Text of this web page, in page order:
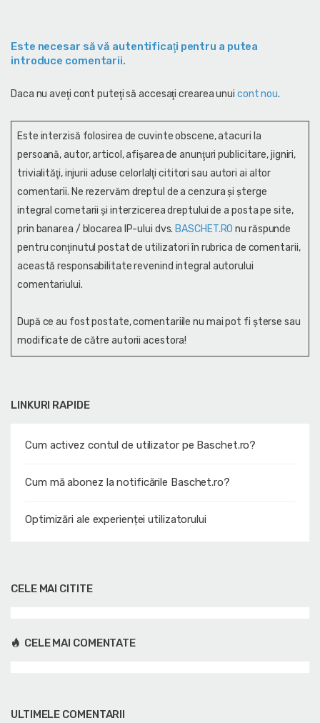
LINKURI RAPIDE
Cum activez contul de utilizator pe Baschet.ro?
Cum mă abonez la notificările Baschet.ro?
Optimizări ale experienței utilizatorului
Este necesar să vă autentificaţi pentru a putea
introduce comentarii.
Daca nu aveţi cont puteţi să accesaţi crearea unui cont nou.
Este interzisă folosirea de cuvinte obscene, atacuri la
persoană, autor, articol, afişarea de anunţuri publicitare, jigniri,
trivialităţi, injurii aduse celorlalţi cititori sau autori ai altor
comentarii. Ne rezervăm dreptul de a cenzura și şterge
integral cometarii și interzicerea dreptului de a posta pe site,
prin banarea / blocarea IP-ului dvs. BASCHET.RO nu răspunde
pentru conţinutul postat de utilizatori în rubrica de comentarii,
această responsabilitate revenind integral autorului
comentariului.
După ce au fost postate, comentariile nu mai pot fi șterse sau
modificate de către autorii acestora!
CELE MAI CITITE
CELE MAI COMENTATE
ULTIMELE COMENTARII